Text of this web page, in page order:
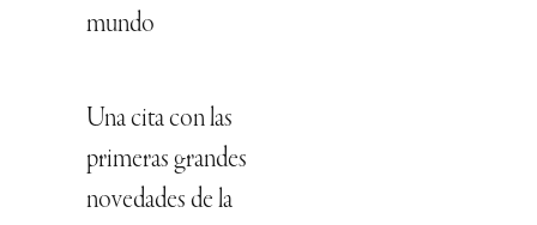
mundo
Una cita con las
primeras grandes
novedades de la